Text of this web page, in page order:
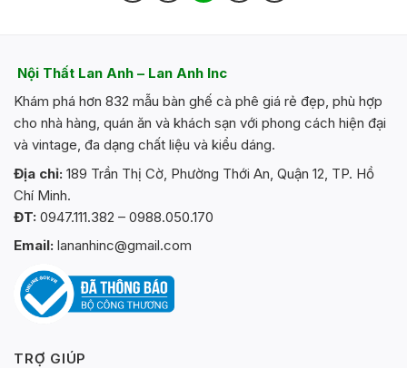
có
Các
tùy
chọn
có
được
Nội Thất Lan Anh – Lan Anh Inc
Khám phá hơn 832 mẫu bàn ghế cà phê giá rẻ đẹp, phù hợp
cho nhà hàng, quán ăn và khách sạn với phong cách hiện đại
và vintage, đa dạng chất liệu và kiểu dáng.
Địa chỉ: 189 Trần Thị Cờ, Phường Thới An, Quận 12, TP. Hồ
Chí Minh.
ĐT: 0947.111.382 – 0988.050.170
Email: lananhinc@gmail.com
TRỢ GIÚP